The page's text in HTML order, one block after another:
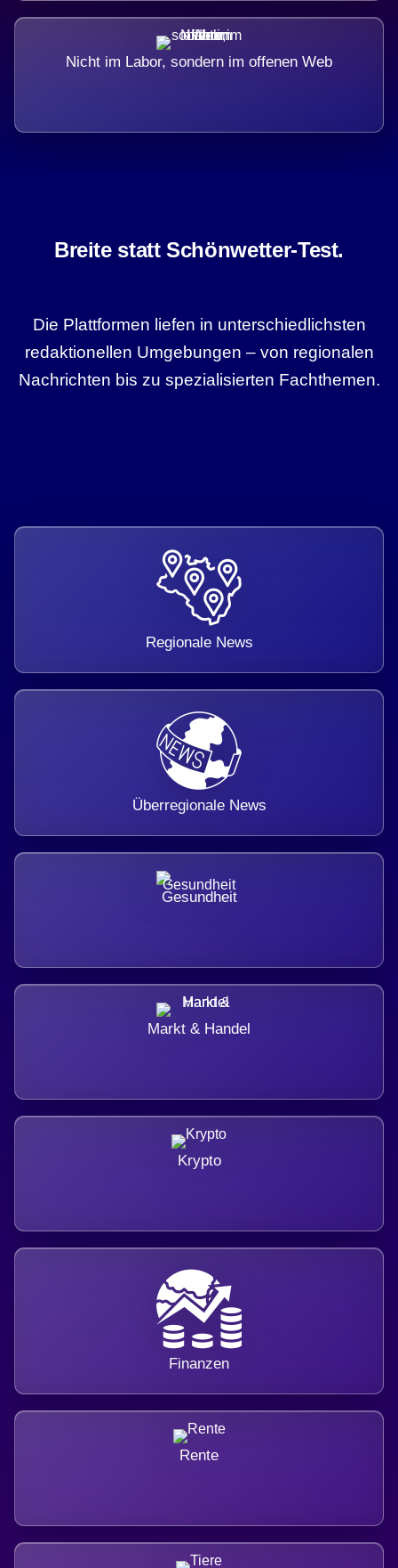
Nicht im Labor, sondern im offenen Web
Breite statt Schönwetter-Test.
Die Plattformen liefen in unterschiedlichsten
redaktionellen Umgebungen – von regionalen
Nachrichten bis zu spezialisierten Fachthemen.
Regionale News
Überregionale News
Gesundheit
Markt & Handel
Krypto
Finanzen
Rente